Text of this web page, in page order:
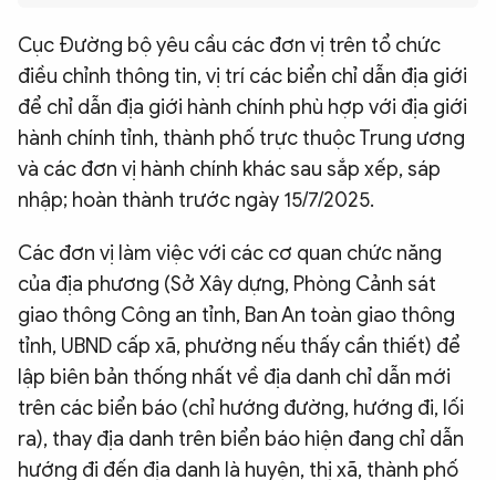
BẠN ĐỌC & CAND
ĐA PHƯƠNG TIỆN
eMagazine
Podcast
Video Ảnh
Infographic
Chuyên trangAn ninh thế giớiVăn nghệ Công an
Chuyên đề
Cục Đường bộ yêu cầu các đơn vị trên tổ chức
điều chỉnh thông tin, vị trí các biển chỉ dẫn địa giới
để chỉ dẫn địa giới hành chính phù hợp với địa giới
hành chính tỉnh, thành phố trực thuộc Trung ương
và các đơn vị hành chính khác sau sắp xếp, sáp
nhập; hoàn thành trước ngày 15/7/2025.
Các đơn vị làm việc với các cơ quan chức năng
của địa phương (Sở Xây dựng, Phòng Cảnh sát
giao thông Công an tỉnh, Ban An toàn giao thông
tỉnh, UBND cấp xã, phường nếu thấy cần thiết) để
lập biên bản thống nhất về địa danh chỉ dẫn mới
trên các biển báo (chỉ hướng đường, hướng đi, lối
ra), thay địa danh trên biển báo hiện đang chỉ dẫn
hướng đi đến địa danh là huyện, thị xã, thành phố